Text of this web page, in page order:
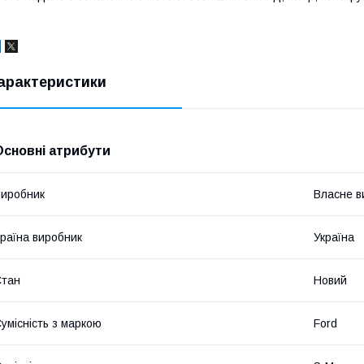
атрибути
Власне
виробник Україна
Новий
з маркою Ford